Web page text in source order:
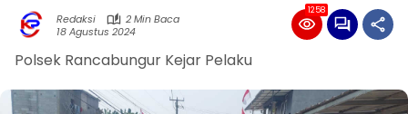
Redaksi
2 Min Baca
18 Agustus 2024
1258
Polsek Rancabungur Kejar Pelaku